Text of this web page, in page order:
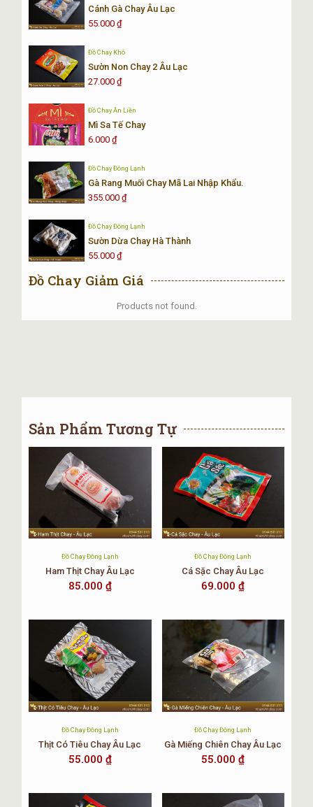
Cánh Gà Chay Âu Lạc
55.000₫
Đồ Chay Khô
Sườn Non Chay 2 Âu Lạc
27.000₫
Đồ Chay Ăn Liền
Mì Sa Tế Chay
6.000₫
Đồ Chay Đông Lạnh
Gà Rang Muối Chay Mã Lai Nhập Khẩu.
355.000₫
Đồ Chay Đông Lạnh
Sườn Dừa Chay Hà Thành
55.000₫
Đồ Chay Giảm Giá
Products not found.
Sản Phẩm Tương Tự
Đồ Chay Đông Lạnh
Ham Thịt Chay Âu Lạc
85.000 ₫
Đồ Chay Đông Lạnh
Cá Sặc Chay Âu Lạc
69.000₫
Đồ Chay Đông Lạnh
Thịt Có Tiêu Chay Âu Lạc
55.000 ₫
Đồ Chay Đông Lạnh
Gà Miếng Chiên Chay Âu Lạc
55.000₫